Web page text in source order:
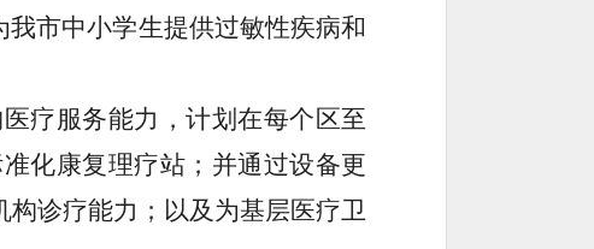
市中小学生提供过敏性疾病和
疗服务能力，计划在每个区至
化康复理疗站；并通过设备更
诊疗能力；以及为基层医疗卫